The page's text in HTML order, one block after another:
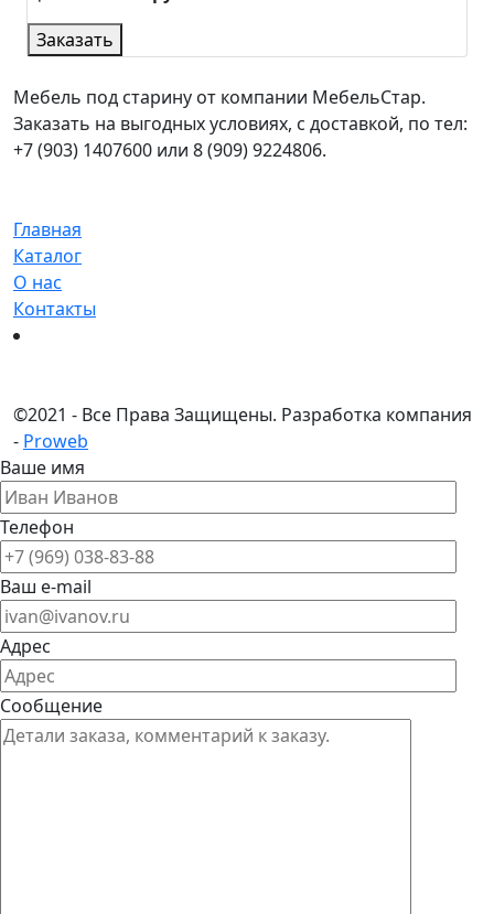
Заказать
Мебель под старину от компании МебельСтар.
Заказать на выгодных условиях, с доставкой, по тел:
+7 (903) 1407600 или 8 (909) 9224806.
Главная
Каталог
О нас
Контакты
©2021 - Все Права Защищены. Разработка компания
- Proweb
Ваше имя
Телефон
Ваш e-mail
Адрес
Сообщение